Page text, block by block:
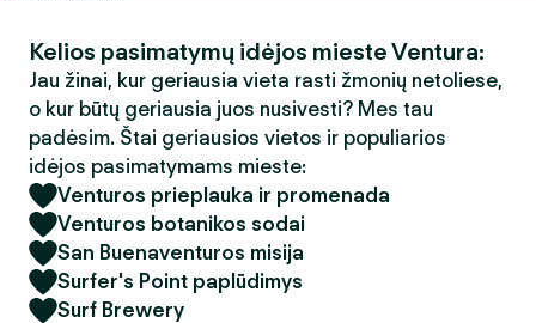
Kelios pasimatymų idėjos mieste Ventura:
Jau žinai, kur geriausia vieta rasti žmonių netoliese,
o kur būtų geriausia juos nusivesti? Mes tau
padėsim. Štai geriausios vietos ir populiarios
idėjos pasimatymams mieste:
Venturos prieplauka ir promenada
Venturos botanikos sodai
San Buenaventuros misija
Surfer's Point paplūdimys
Surf Brewery